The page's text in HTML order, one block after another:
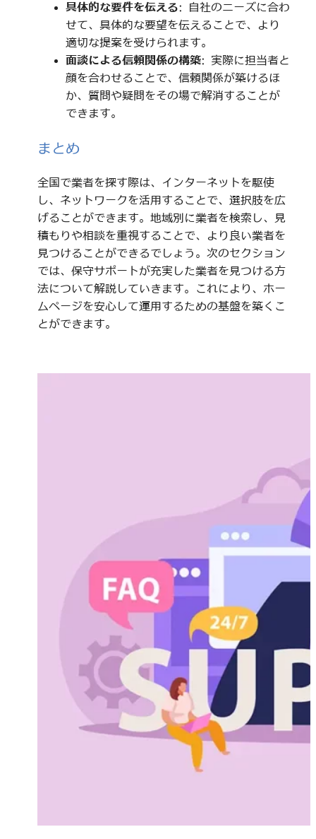
具体的な要件を伝える: 自社のニーズに合わ
せて、具体的な要望を伝えることで、より
適切な提案を受けられます。
面談による信頼関係の構築: 実際に担当者と
顔を合わせることで、信頼関係が築けるほ
か、質問や疑問をその場で解消することが
できます。
まとめ
全国で業者を探す際は、インターネットを駆使
し、ネットワークを活用することで、選択肢を広
げることができます。地域別に業者を検索し、見
積もりや相談を重視することで、より良い業者を
見つけることができるでしょう。次のセクション
では、保守サポートが充実した業者を見つける方
法について解説していきます。これにより、ホー
ムページを安心して運用するための基盤を築くこ
とができます。